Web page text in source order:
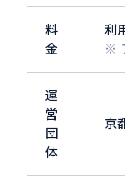
料
金
利
運
営
団
体
京